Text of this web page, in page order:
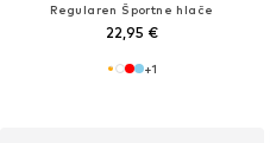
Regularen Športne hlače
22,95 €
+1